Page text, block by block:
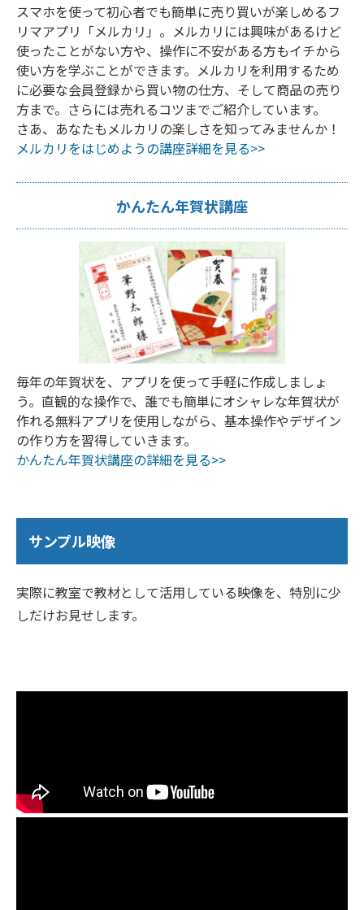
スマホを使って初心者でも簡単に売り買いが楽しめるフ
リマアプリ「メルカリ」。メルカリには興味があるけど
使ったことがない方や、操作に不安がある方もイチから
使い方を学ぶことができます。メルカリを利用するため
に必要な会員登録から買い物の仕方、そして商品の売り
方まで。さらには売れるコツまでご紹介しています。
さあ、あなたもメルカリの楽しさを知ってみませんか！
メルカリをはじめようの講座詳細を見る>>
かんたん年賀状講座
毎年の年賀状を、アプリを使って手軽に作成しましょ
う。直観的な操作で、誰でも簡単にオシャレな年賀状が
作れる無料アプリを使用しながら、基本操作やデザイン
の作り方を習得していきます。
かんたん年賀状講座の詳細を見る>>
サンプル映像
実際に教室で教材として活用している映像を、特別に少
しだけお見せします。